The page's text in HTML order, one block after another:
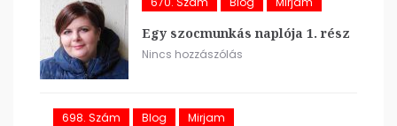
Egy szocmunkás naplója 1. rész
Nincs hozzászólás
698. Szám Blog Mirjam